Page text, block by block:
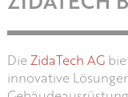
Die ZidaTech AG
innovative